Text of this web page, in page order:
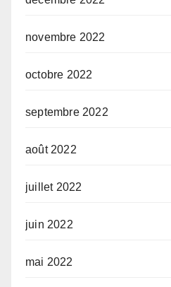
novembre 2022
octobre 2022
septembre 2022
août 2022
juillet 2022
juin 2022
mai 2022